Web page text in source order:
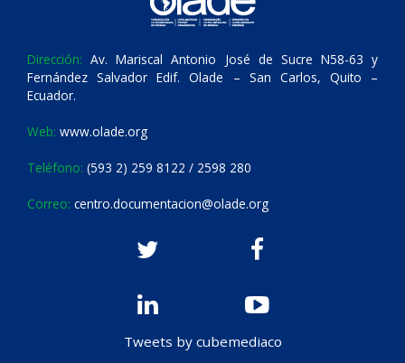
Dirección: Av. Mariscal Antonio José de Sucre N58-63 y
Fernández Salvador Edif. Olade – San Carlos, Quito –
Ecuador.
Web: www.olade.org
Teléfono: (593 2) 259 8122 / 2598 280
Correo: centro.documentacion@olade.org
Tweets by cubemediaco